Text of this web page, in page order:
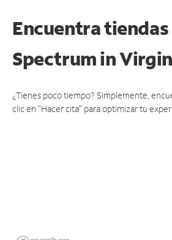
Encuentra tiendas
Spectrumin
¿Tienes poco tiempo? Simplemente,
clic en "Hacer cita" para optimizar tu